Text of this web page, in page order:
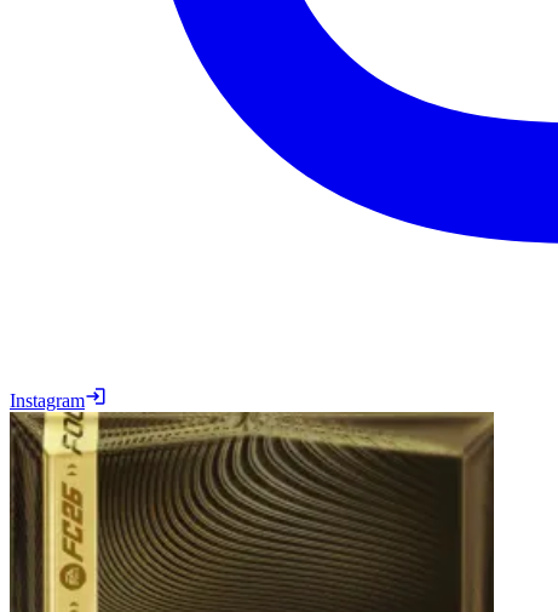
Instagram